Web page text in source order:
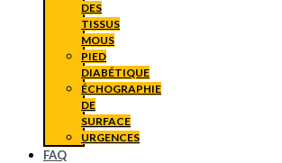
DES
TISSUS
MOUS
PIED
DIABÉTIQUE
ÉCHOGRAPHIE
DE
SURFACE
URGENCES
FAQ